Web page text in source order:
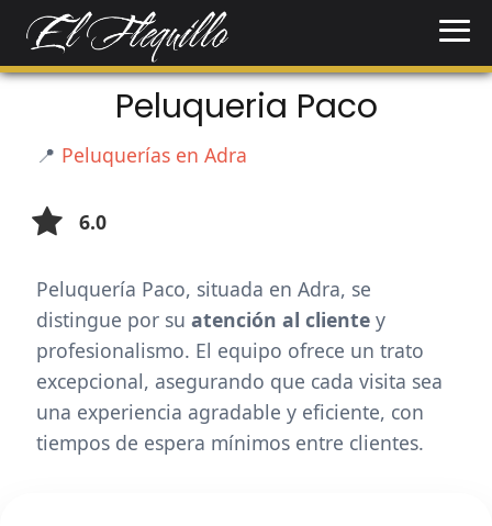
Peluqueria Paco
📍 Peluquerías en Adra
6.0
Peluquería Paco, situada en Adra, se
distingue por su atención al cliente y
profesionalismo. El equipo ofrece un trato
excepcional, asegurando que cada visita sea
una experiencia agradable y eficiente, con
tiempos de espera mínimos entre clientes.